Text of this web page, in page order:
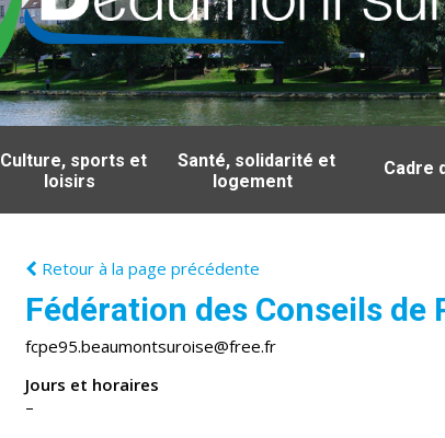
Culture, sports et
loisirs
Santé, solidarité et
logement
Cadre
Retour à la page précédente
Fédération des Conseils de
fcpe95.beaumontsuroise@free.fr
Jours et horaires
–